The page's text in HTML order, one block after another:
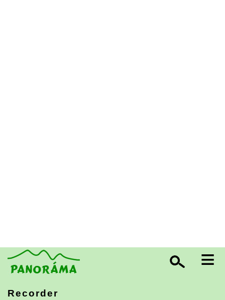
≡
Recorder